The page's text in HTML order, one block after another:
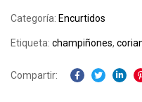
Categoría: Encurtidos
Etiqueta: champiñones,
Compartir: